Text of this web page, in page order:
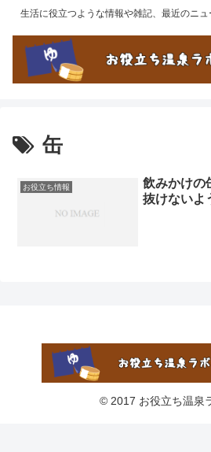
生活に役立つような情報や雑記、最近のニュ
缶
お役立ち情報
飲みかけの
抜けないよ
© 2017 お役立ち温泉